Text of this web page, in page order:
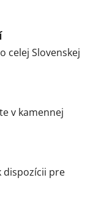
celej Slovenskej
v kamennej
dispozícii pre